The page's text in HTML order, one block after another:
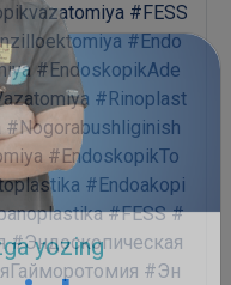
#FESS
#Endo
#EndoskopikAde
#Rinoplast
#Nogorabushliginish
#EndoskopikTo
#Endoakopi
#FESS #
#Эндоскопическая
#Эн